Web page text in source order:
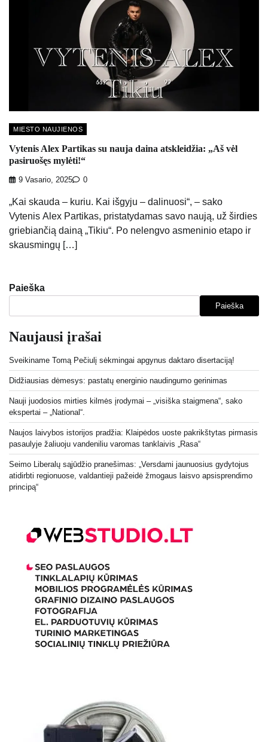
MIESTO NAUJIENOS
Vytenis Alex Partikas su nauja daina atskleidžia: „Aš vėl
pasiruošęs mylėti!“
9 Vasario, 2025 0
„Kai skauda – kuriu. Kai išgyju – dalinuosi“, – sako
Vytenis Alex Partikas, pristatydamas savo naują, už širdies
griebiančią dainą „Tikiu“. Po nelengvo asmeninio etapo ir
skausmingų […]
Paieška
Paieška
Naujausi įrašai
Sveikiname Tomą Pečiulį sėkmingai apgynus daktaro disertaciją!
Didžiausias dėmesys: pastatų energinio naudingumo gerinimas
Nauji juodosios mirties kilmės įrodymai – „visiška staigmena“, sako
ekspertai – „National“.
Naujos laivybos istorijos pradžia: Klaipėdos uoste pakrikštytas pirmasis
pasaulyje žaliuoju vandeniliu varomas tanklaivis „Rasa“
Seimo Liberalų sąjūdžio pranešimas: „Versdami jaunuosius gydytojus
atidirbti regionuose, valdantieji pažeidė žmogaus laisvo apsisprendimo
principą“